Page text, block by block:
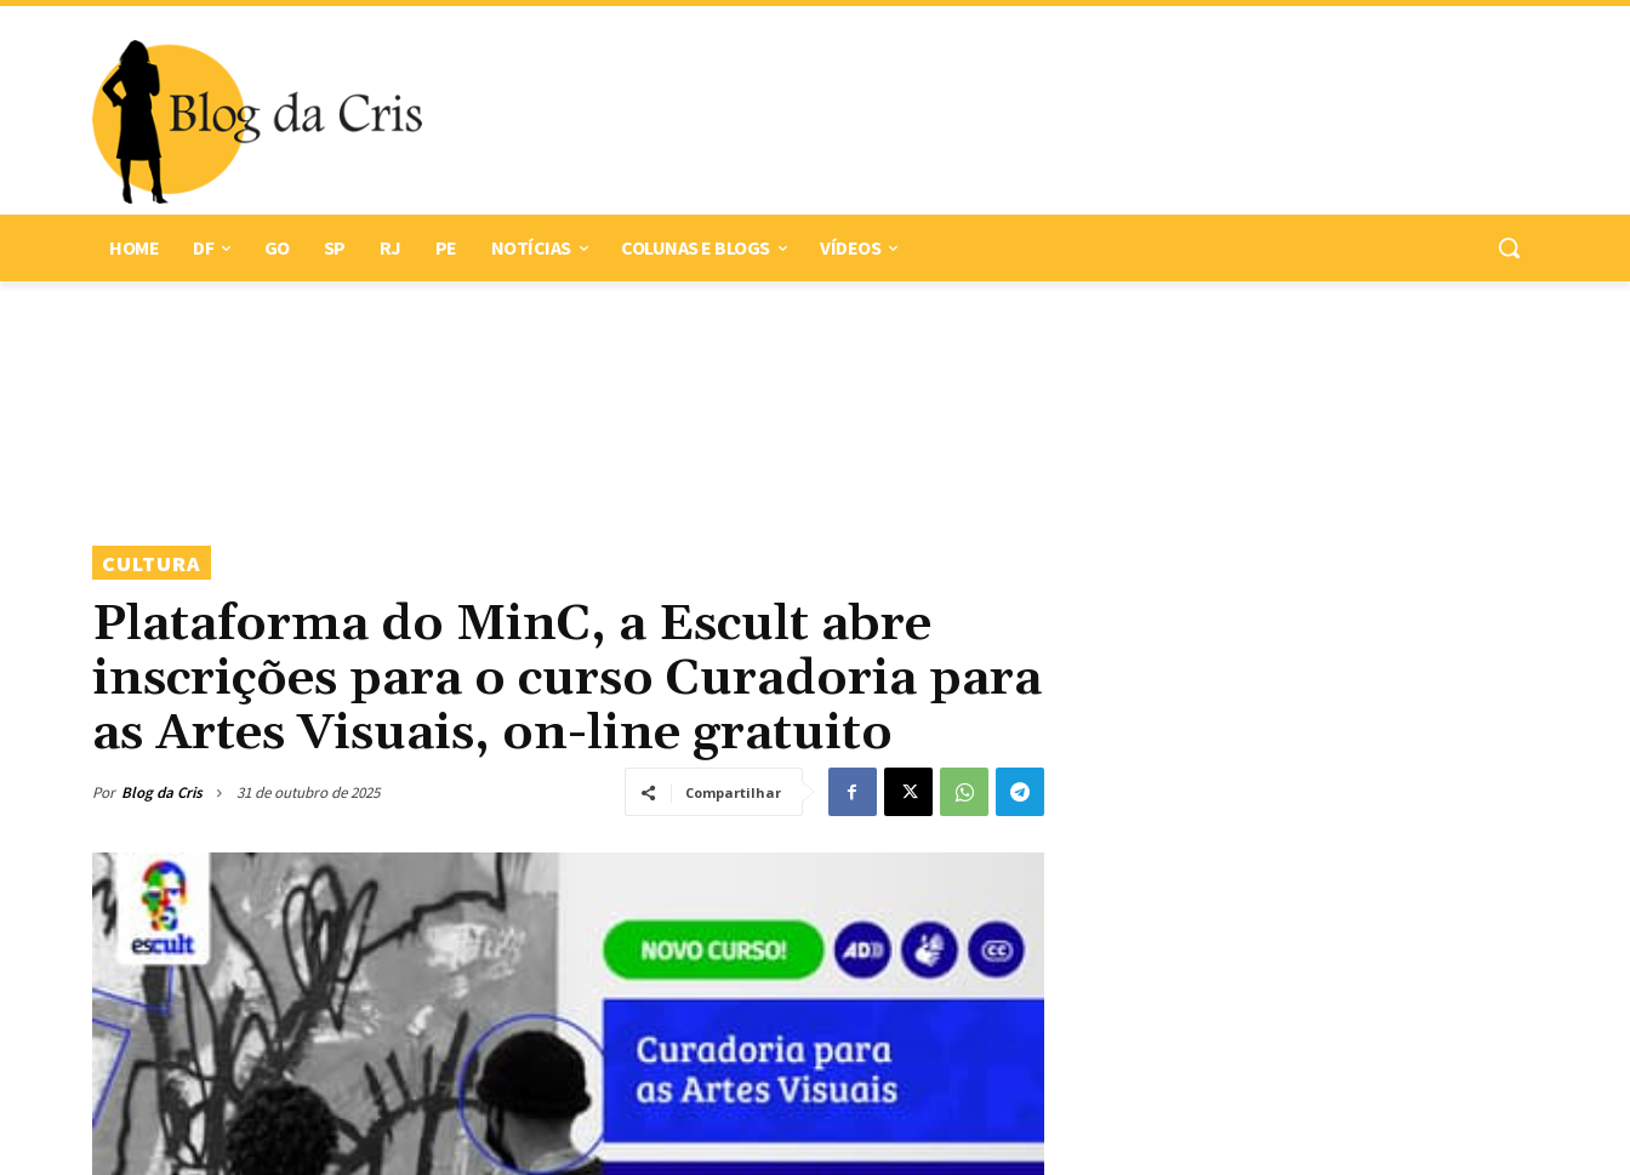
HOME DF GO SP RJ PE NOTÍCIAS COLUNAS E BLOGS VÍDEOS
CULTURA
Plataforma do MinC, a Escult abre
inscrições para o curso Curadoria para
as Artes Visuais, on-line gratuito
Por Blog da Cris 31 de outubro de 2025 Compartilhar